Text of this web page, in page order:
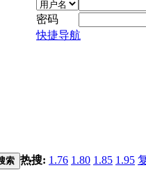
密码
快捷导航
索 热搜: 1.76 1.80 1.85 1.95